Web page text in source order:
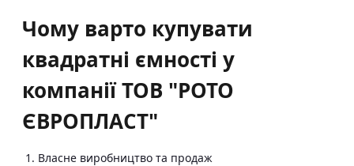
Чому варто купувати
квадратні ємності у
компанії ТОВ "РОТО
ЄВРОПЛАСТ"
Власне виробництво та продаж